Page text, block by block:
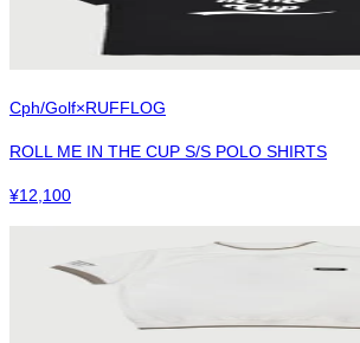
Cph/Golf×RUFFLOG
ROLL ME IN THE CUP S/S POLO SHIRTS
¥12,100